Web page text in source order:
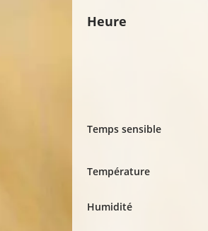
Heure
Temps sensible
Température
Humidité